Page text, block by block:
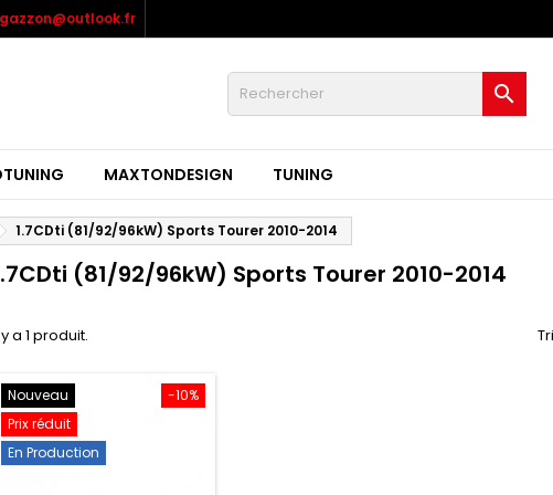

MAXTONDESIGN TUNING
1.7CDti (81/92/96kW) Sports Tourer 2010-2014
(81/92/96kW) Sports Tourer 2010-2014
a 1 produit.
-10%
Nouveau
Prix réduit
En Production